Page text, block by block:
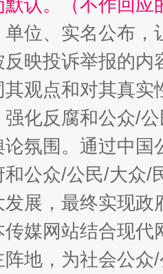
术幻境
认。（不作回应
单位、实名公布
映投诉举报的
观点和对其真实
强化反腐和公众/
氛围。通过中
公众/公民/大众/
发展，最终实现
媒网站结合现
阵地，为社会公